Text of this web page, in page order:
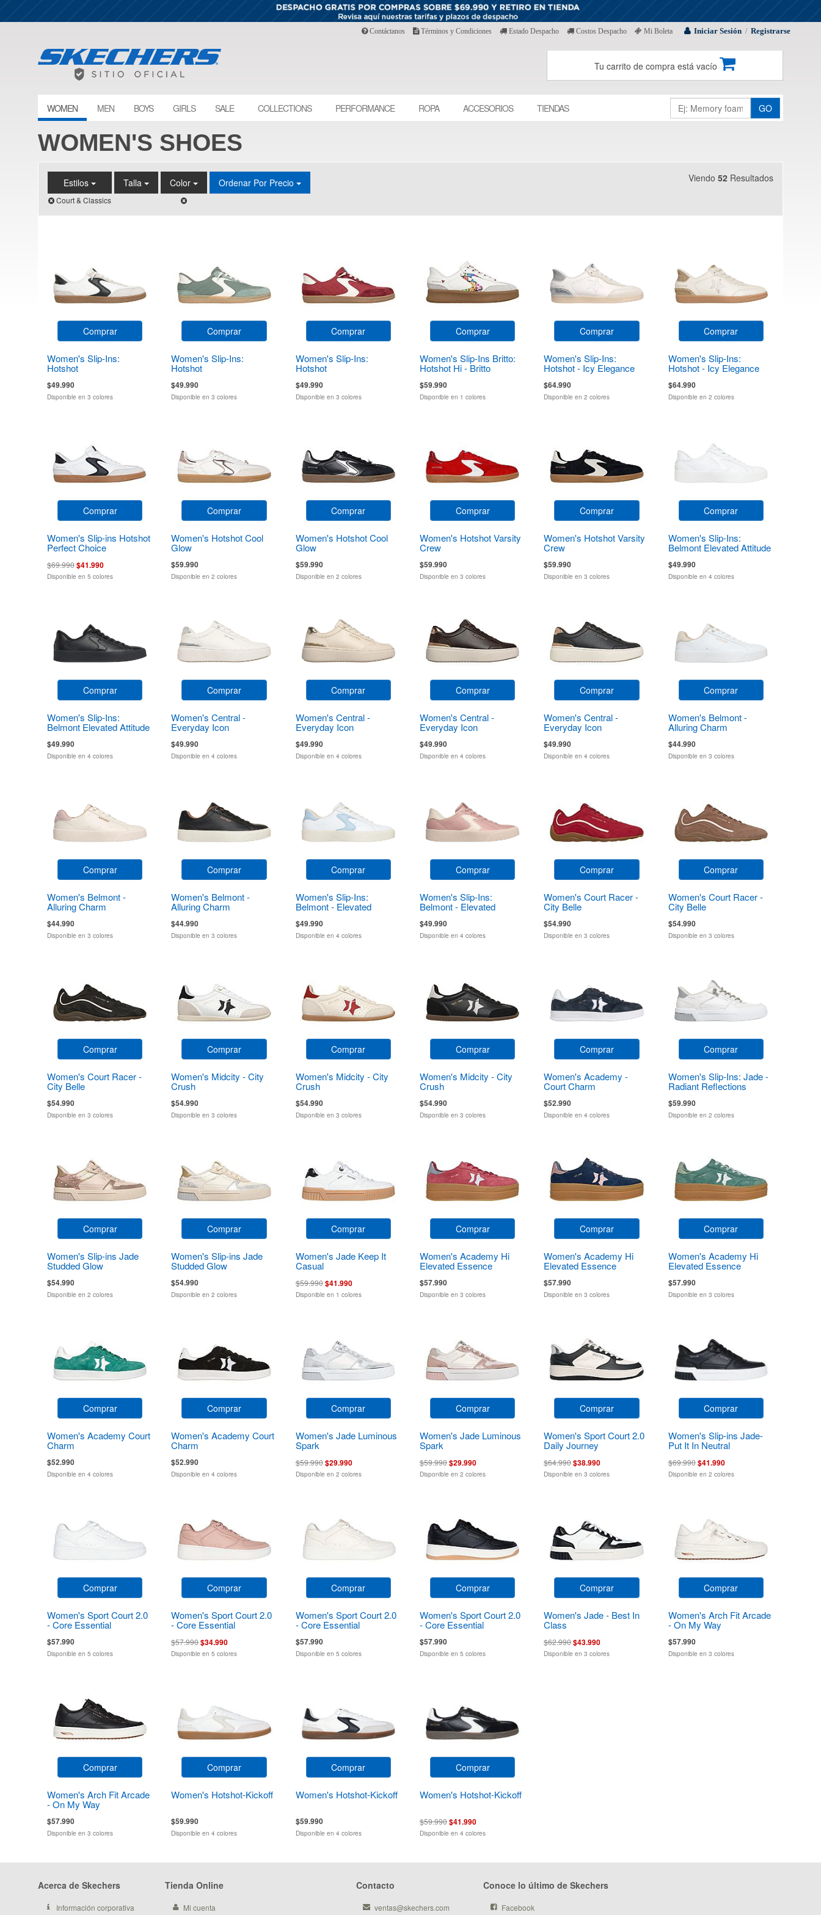
Iniciar Sesión / Registrarse
Contáctanos Términos y Condiciones Estado Despacho Costos Despacho Mi Boleta
Tu carrito de compra está vacío
WOMEN MEN BOYS GIRLS SALE COLLECTIONS PERFORMANCE ROPA ACCESORIOS TIENDAS GO
WOMEN'S SHOES
Estilos
Court & Classics
Talla Color Ordenar Por Precio Viendo 52 Resultados
Comprar
Women's Slip-Ins:
Hotshot
$49.990
Disponible en 3 colores
Comprar
Women's Slip-Ins:
Hotshot
$49.990
Disponible en 3 colores
Comprar
Women's Slip-Ins:
Hotshot
$49.990
Disponible en 3 colores
Comprar
Women's Slip-Ins Britto:
Hotshot Hi - Britto
$59.990
Disponible en 1 colores
Comprar
Women's Slip-Ins:
Hotshot - Icy Elegance
$64.990
Disponible en 2 colores
Comprar
Women's Slip-Ins:
Hotshot - Icy Elegance
$64.990
Disponible en 2 colores
Comprar
Women's Slip-ins Hotshot
Perfect Choice
$69.990$41.990
Disponible en 5 colores
Comprar
Women's Hotshot Cool
Glow
$59.990
Disponible en 2 colores
Comprar
Women's Hotshot Cool
Glow
$59.990
Disponible en 2 colores
Comprar
Women's Hotshot Varsity
Crew
$59.990
Disponible en 3 colores
Comprar
Women's Hotshot Varsity
Crew
$59.990
Disponible en 3 colores
Comprar
Women's Slip-Ins:
Belmont Elevated Attitude
$49.990
Disponible en 4 colores
Comprar
Women's Slip-Ins:
Belmont Elevated Attitude
$49.990
Disponible en 4 colores
Comprar
Women's Central -
Everyday Icon
$49.990
Disponible en 4 colores
Comprar
Women's Central -
Everyday Icon
$49.990
Disponible en 4 colores
Comprar
Women's Central -
Everyday Icon
$49.990
Disponible en 4 colores
Comprar
Women's Central -
Everyday Icon
$49.990
Disponible en 4 colores
Comprar
Women's Belmont -
Alluring Charm
$44.990
Disponible en 3 colores
Comprar
Women's Belmont -
Alluring Charm
$44.990
Disponible en 3 colores
Comprar
Women's Belmont -
Alluring Charm
$44.990
Disponible en 3 colores
Comprar
Women's Slip-Ins:
Belmont - Elevated
$49.990
Disponible en 4 colores
Comprar
Women's Slip-Ins:
Belmont - Elevated
$49.990
Disponible en 4 colores
Comprar
Women's Court Racer -
City Belle
$54.990
Disponible en 3 colores
Comprar
Women's Court Racer -
City Belle
$54.990
Disponible en 3 colores
Comprar
Women's Court Racer -
City Belle
$54.990
Disponible en 3 colores
Comprar
Women's Midcity - City
Crush
$54.990
Disponible en 3 colores
Comprar
Women's Midcity - City
Crush
$54.990
Disponible en 3 colores
Comprar
Women's Midcity - City
Crush
$54.990
Disponible en 3 colores
Comprar
Women's Academy -
Court Charm
$52.990
Disponible en 4 colores
Comprar
Women's Slip-Ins: Jade -
Radiant Reflections
$59.990
Disponible en 2 colores
Comprar
Women's Slip-ins Jade
Studded Glow
$54.990
Disponible en 2 colores
Comprar
Women's Slip-ins Jade
Studded Glow
$54.990
Disponible en 2 colores
Comprar
Women's Jade Keep It
Casual
$59.990$41.990
Disponible en 1 colores
Comprar
Women's Academy Hi
Elevated Essence
$57.990
Disponible en 3 colores
Comprar
Women's Academy Hi
Elevated Essence
$57.990
Disponible en 3 colores
Comprar
Women's Academy Hi
Elevated Essence
$57.990
Disponible en 3 colores
Comprar
Women's Academy Court
Charm
$52.990
Disponible en 4 colores
Comprar
Women's Academy Court
Charm
$52.990
Disponible en 4 colores
Comprar
Women's Jade Luminous
Spark
$59.990$29.990
Disponible en 2 colores
Comprar
Women's Jade Luminous
Spark
$59.990$29.990
Disponible en 2 colores
Comprar
Women's Sport Court 2.0
Daily Journey
$64.990$38.990
Disponible en 3 colores
Comprar
Women's Slip-ins Jade-
Put It In Neutral
$69.990$41.990
Disponible en 2 colores
Comprar
Women's Sport Court 2.0
- Core Essential
$57.990
Disponible en 5 colores
Comprar
Women's Sport Court 2.0
- Core Essential
$57.990$34.990
Disponible en 5 colores
Comprar
Women's Sport Court 2.0
- Core Essential
$57.990
Disponible en 5 colores
Comprar
Women's Sport Court 2.0
- Core Essential
$57.990
Disponible en 5 colores
Comprar
Women's Jade - Best In
Class
$62.990$43.990
Disponible en 3 colores
Comprar
Women's Arch Fit Arcade
- On My Way
$57.990
Disponible en 3 colores
Comprar
Women's Arch Fit Arcade
- On My Way
$57.990
Disponible en 3 colores
Comprar
Women's Hotshot-Kickoff
$59.990
Disponible en 4 colores
Comprar
Women's Hotshot-Kickoff
$59.990
Disponible en 4 colores
Comprar
Women's Hotshot-Kickoff
$59.990$41.990
Disponible en 4 colores
Acerca de Skechers
Información corporativa
Tienda Online
Mi cuenta
Contacto
ventas@skechers.com
Conoce lo último de Skechers
Facebook